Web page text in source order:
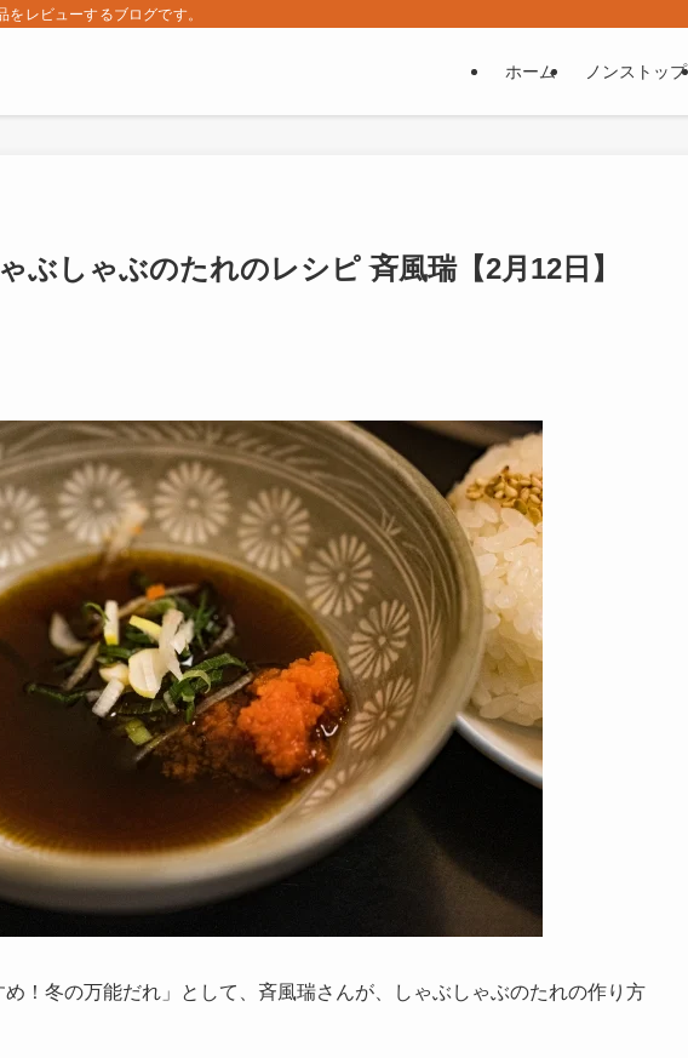
レビューするブログです。
ホーム ノンストップ
ぶしゃぶのたれのレシピ 斉風瑞【2月12日】
！冬の万能だれ」として、斉風瑞さんが、しゃぶしゃぶのたれの作り方